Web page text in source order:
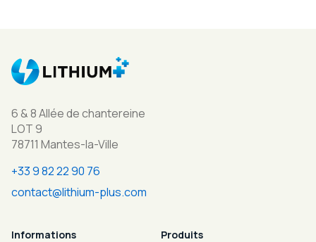
6 & 8 Allée de chantereine
LOT 9
78711 Mantes-la-Ville
+33 9 82 22 90 76
contact@lithium-plus.com
Informations Produits